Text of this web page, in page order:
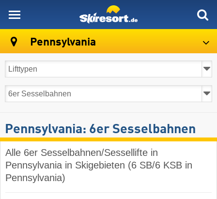
Pennsylvania
Pennsylvania: 6er Sesselbahnen
Alle 6er Sesselbahnen/Sessellifte in
Pennsylvania in Skigebieten (6 SB/6 KSB in
Pennsylvania)